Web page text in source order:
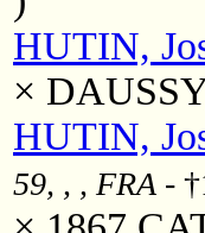
HUTIN,
×
HUTIN,
59, , , FRA -